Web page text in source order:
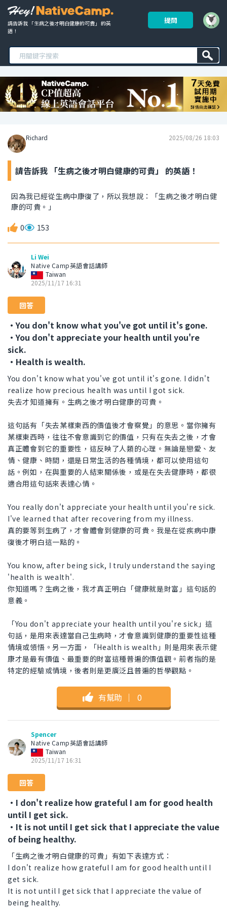
請告訴我 「生病之後才明白健康的可貴」 的英
語！
提問
Richard 2025/08/26 18:03
請告訴我 「生病之後才明白健康的可貴」 的英語！
因為我已經從生病中康復了，所以我想說：「生病之後才明白健
康的可貴。」
0 153
Li Wei
Native Camp英語會話講師
Taiwan
2025/11/17 16:31
回答
・You don't know what you've got until it's gone.
・You don't appreciate your health until you're
sick.
・Health is wealth.
You don't know what you've got until it's gone. I didn't
realize how precious health was until I got sick.
失去才知道擁有。生病之後才明白健康的可貴。
這句話有「失去某樣東西的價值後才會察覺」的意思。當你擁有
某樣東西時，往往不會意識到它的價值，只有在失去之後，才會
真正體會到它的重要性，這反映了人類的心理。無論是戀愛、友
情、健康、時間，還是日常生活的各種情境，都可以使用這句
話。例如，在與重要的人結束關係後，或是在失去健康時，都很
適合用這句話來表達心情。
You really don't appreciate your health until you're sick.
I've learned that after recovering from my illness.
真的要等到生病了，才會體會到健康的可貴。我是在從疾病中康
復後才明白這一點的。
You know, after being sick, I truly understand the saying
'health is wealth'.
你知道嗎？生病之後，我才真正明白「健康就是財富」這句話的
意義。
「You don't appreciate your health until you're sick」這
句話，是用來表達當自己生病時，才會意識到健康的重要性這種
情境或領悟。另一方面，「Health is wealth」則是用來表示健
康才是最有價值、最重要的財富這種普遍的價值觀。前者指的是
特定的經驗或情境，後者則是更廣泛且普遍的哲學觀點。
有幫助 ｜ 0
Spencer
Native Camp英語會話講師
Taiwan
2025/11/17 16:31
回答
・I don't realize how grateful I am for good health
until I get sick.
・It is not until I get sick that I appreciate the value
of being healthy.
「生病之後才明白健康的可貴」有如下表達方式：
I don't realize how grateful I am for good health until I
get sick.
It is not until I get sick that I appreciate the value of
being healthy.